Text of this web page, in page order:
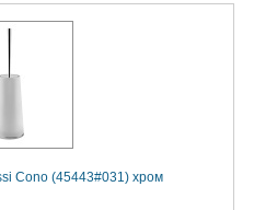
Cono (45443#031) хром